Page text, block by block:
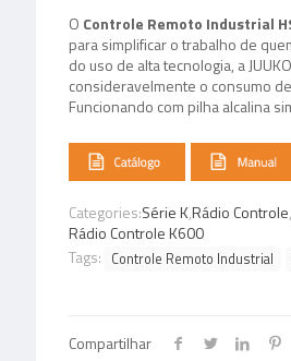
O Controle Remoto Industrial
para simplificar o trabalho de
do uso de alta tecnologia, a
consideravelmente o consumo
Funcionando com pilha alcalina
Categories:Série K,Rádio Controle,
Rádio Controle K600
Tags: Controle Remoto Industrial
Compartilhar